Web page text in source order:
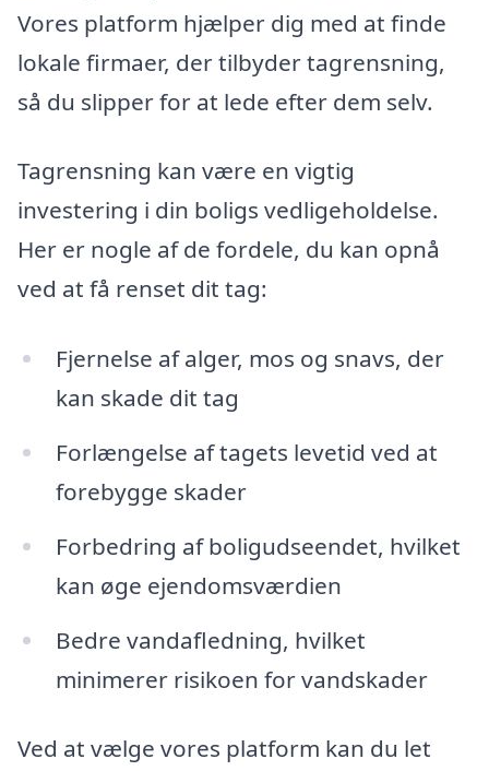
Vores platform hjælper dig med at finde
lokale firmaer, der tilbyder tagrensning,
så du slipper for at lede efter dem selv.
Tagrensning kan være en vigtig
investering i din boligs vedligeholdelse.
Her er nogle af de fordele, du kan opnå
ved at få renset dit tag:
Fjernelse af alger, mos og snavs, der
kan skade dit tag
Forlængelse af tagets levetid ved at
forebygge skader
Forbedring af boligudseendet, hvilket
kan øge ejendomsværdien
Bedre vandafledning, hvilket
minimerer risikoen for vandskader
Ved at vælge vores platform kan du let